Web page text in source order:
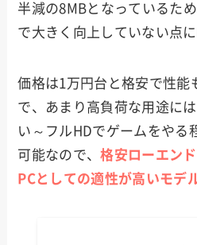
半減の8MBとなっているた
で大きく向上していない点
価格は1万円台と格安で性能
で、あまり高負荷な用途に
い～フルHDでゲームをやる
可能なので、格安ローエン
PCとしての適性が高いモデ